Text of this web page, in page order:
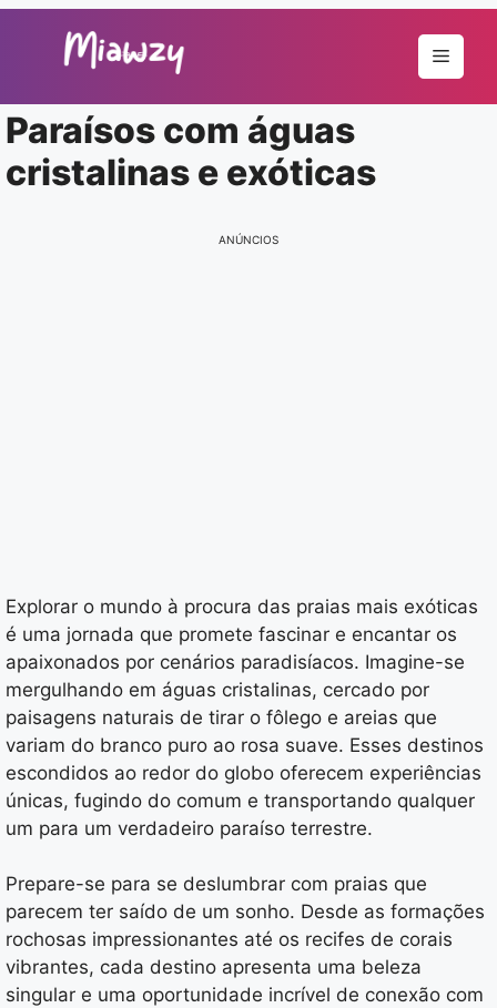
conteúdo
Menu
Paraísos com águas
cristalinas e exóticas
ANÚNCIOS
Explorar o mundo à procura das praias mais exóticas
é uma jornada que promete fascinar e encantar os
apaixonados por cenários paradisíacos. Imagine-se
mergulhando em águas cristalinas, cercado por
paisagens naturais de tirar o fôlego e areias que
variam do branco puro ao rosa suave. Esses destinos
escondidos ao redor do globo oferecem experiências
únicas, fugindo do comum e transportando qualquer
um para um verdadeiro paraíso terrestre.
Prepare-se para se deslumbrar com praias que
parecem ter saído de um sonho. Desde as formações
rochosas impressionantes até os recifes de corais
vibrantes, cada destino apresenta uma beleza
singular e uma oportunidade incrível de conexão com